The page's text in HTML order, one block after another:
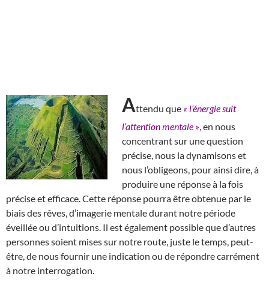
Attendu que « l’énergie suit
l’attention mentale » , en nous
concentrant sur une question
précise, nous la dynamisons et
nous l’obligeons, pour ainsi dire, à
produire une réponse à la fois
précise et efficace. Cette réponse pourra être obtenue par le
biais des rêves, d’imagerie mentale durant notre période
éveillée ou d’intuitions. Il est également possible que d’autres
personnes soient mises sur notre route, juste le temps, peut-
être, de nous fournir une indication ou de répondre carrément
à notre interrogation.